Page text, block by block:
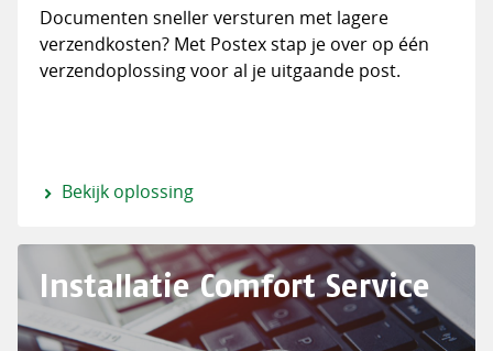
Documenten sneller versturen met lagere
verzendkosten? Met Postex stap je over op één
verzendoplossing voor al je uitgaande post.
Bekijk oplossing
Installatie Comfort Service